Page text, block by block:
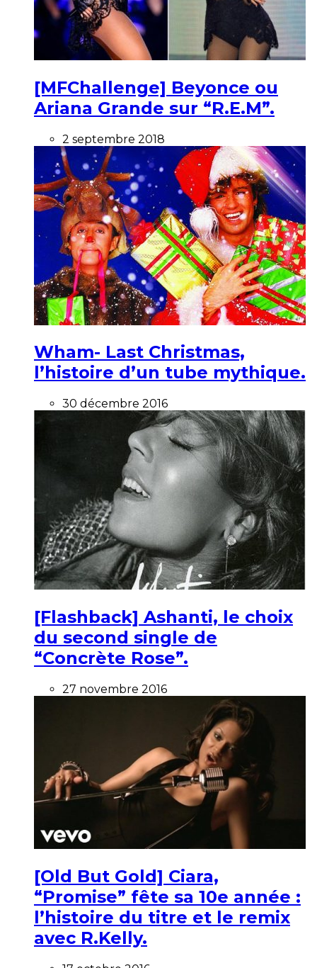
[MFChallenge] Beyonce ou
Ariana Grande sur “R.E.M”.
2 septembre 2018
Wham- Last Christmas,
l’histoire d’un tube mythique.
30 décembre 2016
[Flashback] Ashanti, le choix
du second single de
“Concrète Rose”.
27 novembre 2016
[Old But Gold] Ciara,
“Promise” fête sa 10e année :
l’histoire du titre et le remix
avec R.Kelly.